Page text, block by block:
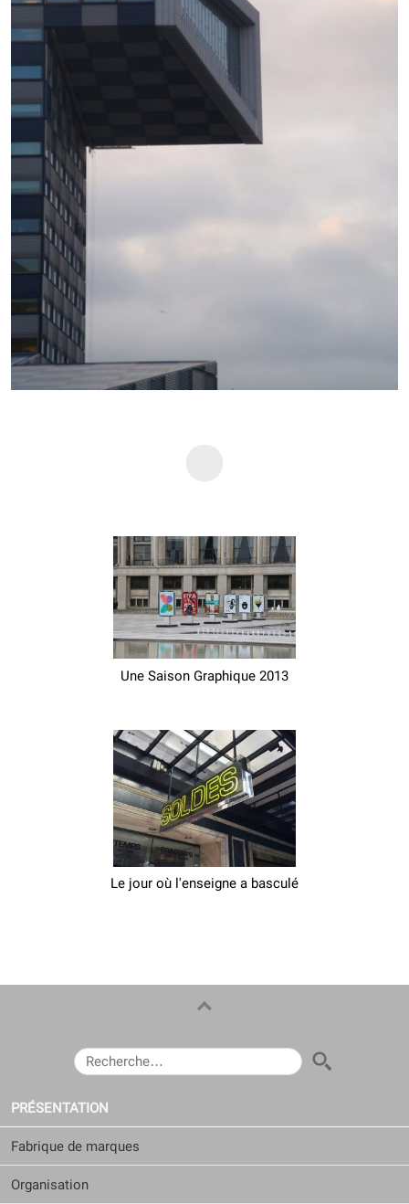
Une Saison Graphique 2013
Le jour où l'enseigne a basculé
RECHERCHER :
PRÉSENTATION
Fabrique de marques
Organisation